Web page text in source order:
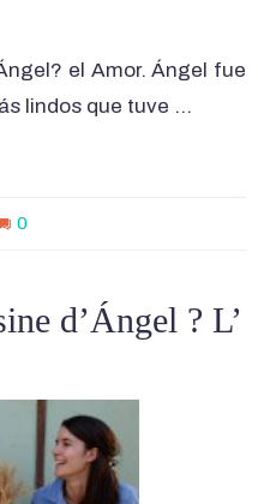
el Amor. Ángel fue
lindos que tuve …
0
d’Ángel ? L’